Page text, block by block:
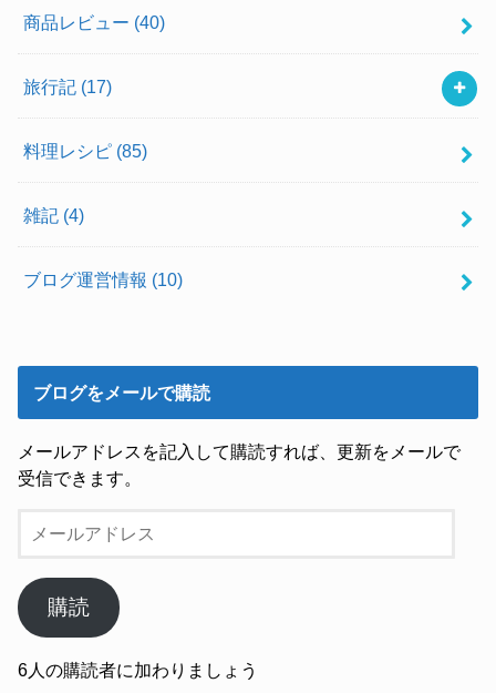
商品レビュー (40)
旅行記 (17)
料理レシピ (85)
雑記 (4)
ブログ運営情報 (10)
ブログをメールで購読
メールアドレスを記入して購読すれば、更新をメールで
受信できます。
ー
ア
ド
ス
購読
6人の購読者に加わりましょう